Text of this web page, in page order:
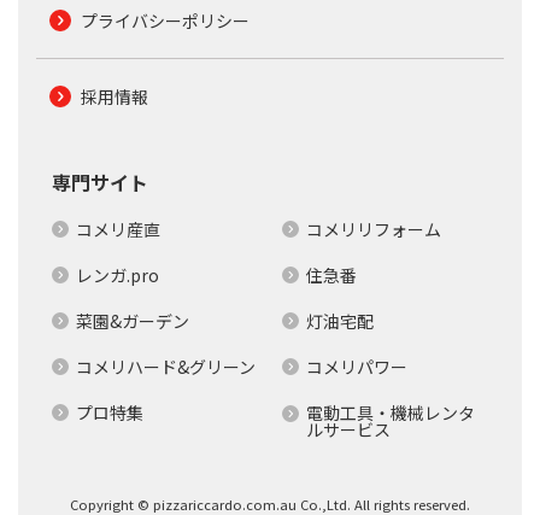
プライバシーポリシー
採用情報
専門サイト
コメリ産直
コメリリフォーム
レンガ.pro
住急番
菜園&ガーデン
灯油宅配
コメリハード&グリーン
コメリパワー
プロ特集
電動工具・機械レンタ
ルサービス
Copyright © pizzariccardo.com.au Co.,Ltd. All rights reserved.